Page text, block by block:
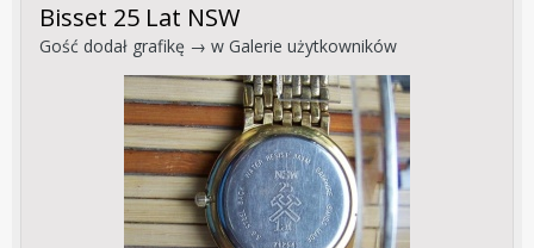
Bisset 25 Lat NSW
Gość dodał grafikę → w Galerie użytkowników